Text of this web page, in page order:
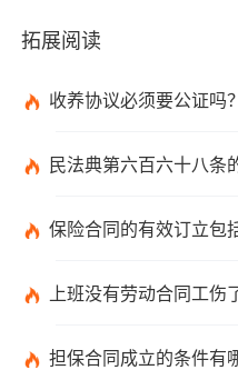
拓展阅读
收养协议必须要公证吗？收养
民法典第六百六十八条的规定内容都有什么？借
保险合同的有效订立包括几方面？怎么
上班没有劳动合同工伤了如何办？申
担保合同成立的条件有哪些？担保合